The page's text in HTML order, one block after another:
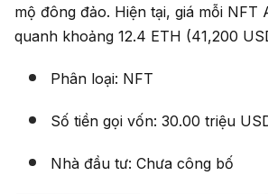
mộ đông đảo. Hiện tại, giá mỗi NFT
quanh khoảng 12.4 ETH (41,200
Phân loại: NFT
Số tiền gọi vốn: 30.00 triệu
Nhà đầu tư: Chưa công bố